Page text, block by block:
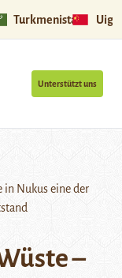
Turkmenistan
Unterstützt uns
in Nukus eine der
–